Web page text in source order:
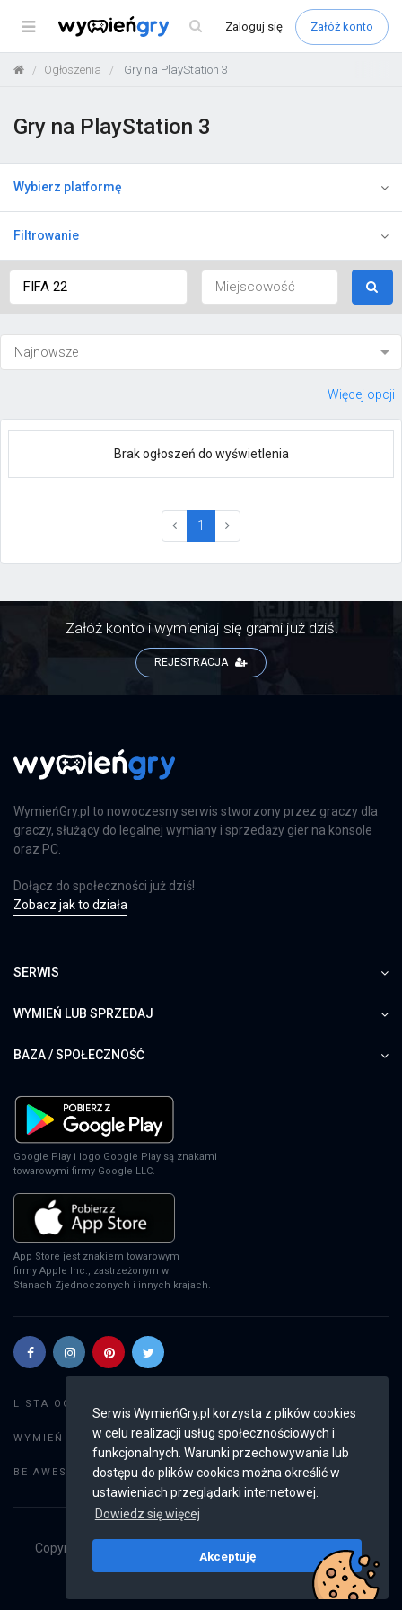
Serwis WymieńGry.pl korzysta z plików cookies
w celu realizacji usług społecznościowych i
funkcjonalnych. Warunki przechowywania lub
dostępu do plików cookies można określić w
ustawieniach przeglądarki internetowej.
Dowiedz się więcej
Akceptuję
Menu Zaloguj się Załóż konto
Ogłoszenia Gry na PlayStation 3
Gry na PlayStation 3
Wybierz platformę
Filtrowanie
Więcej opcji
Brak ogłoszeń do wyświetlenia
1 (current)
Załóż konto i wymieniaj się grami już dziś!
REJESTRACJA
WymieńGry.pl to nowoczesny serwis stworzony przez graczy dla
graczy, służący do legalnej wymiany i sprzedaży gier na konsole
oraz PC.
Dołącz do społeczności już dziś!
Zobacz jak to działa
SERWIS
WYMIEŃ LUB SPRZEDAJ
BAZA / SPOŁECZNOŚĆ
Google Play i logo Google Play są znakami
towarowymi firmy Google LLC.
App Store jest znakiem towarowym
firmy Apple Inc., zastrzeżonym w
Stanach Zjednoczonych i innych krajach.
LISTA OGŁOSZEŃ:
WYMIEŃ GRY: Dodaj ogłoszenie
BE AWESOME: Weryfikacja konta
Copyright © 2019 - 2026
Wszystkie prawa
v2.8.4